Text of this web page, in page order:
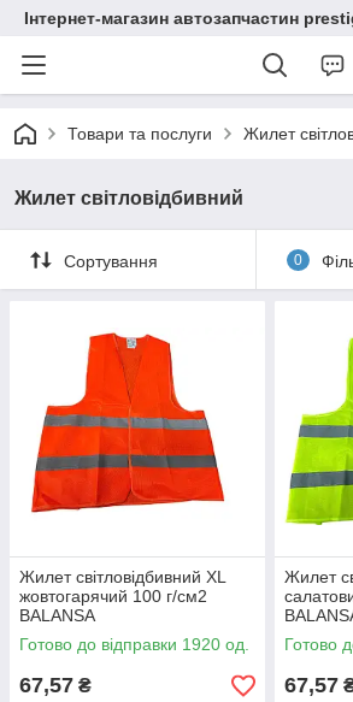
Інтернет-магазин автозапчастин
Товари та послуги Жилет
Жилет світловідбивний
Сортування 0
Жилет світловідбивний XL
жовтогарячий 100 г/см2
BALANSA
Готово до відправки 1920 од.
67,57 ₴
Жилет
Готово
67,57